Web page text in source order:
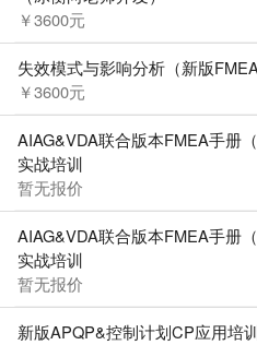
￥3600元
失效模式与影响分析（新版FMEA
￥3600元
AIAG&VDA联合版本FMEA手册
实战培训
暂无报价
AIAG&VDA联合版本FMEA手册
实战培训
暂无报价
新版APQP&控制计划CP应用培